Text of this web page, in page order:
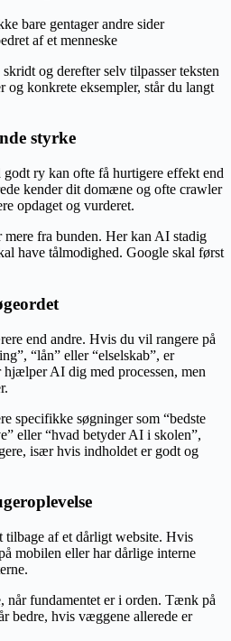
bare gentager andre sider
af et menneske
og derefter selv tilpasser teksten
og konkrete eksempler, står du langt
styrke
godt ry kan ofte få hurtigere effekt end
kender dit domæne og ofte crawler
opdaget og vurderet.
mere fra bunden. Her kan AI stadig
have tålmodighed. Google skal først
end andre. Hvis du vil rangere på
“lån” eller “elselskab”, er
AI dig med processen, men
specifikke søgninger som “bedste
eller “hvad betyder AI i skolen”,
især hvis indholdet er godt og
tilbage af et dårligt website. Hvis
mobilen eller har dårlige interne
når fundamentet er i orden. Tænk på
bedre, hvis væggene allerede er